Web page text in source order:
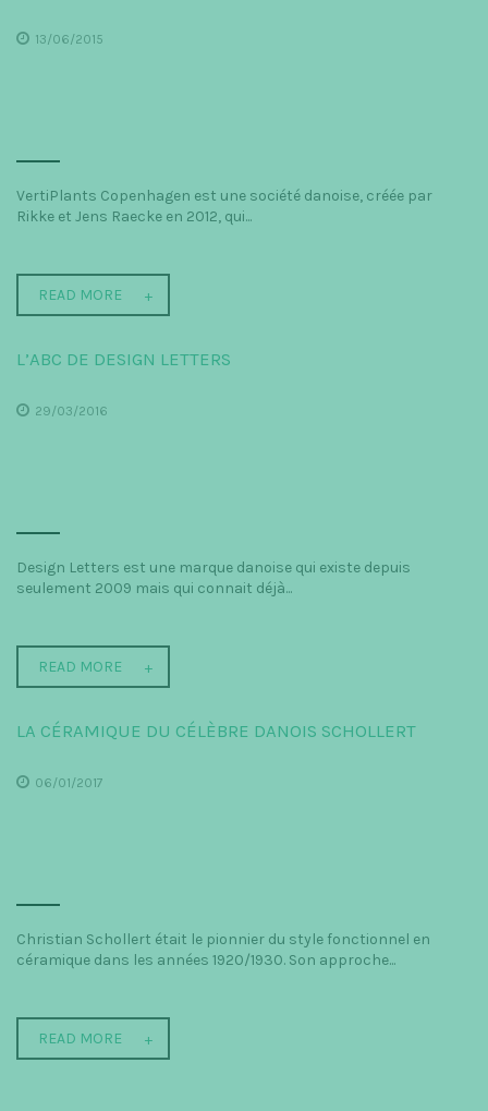
13/06/2015
VertiPlants Copenhagen est une société danoise, créée par
Rikke et Jens Raecke en 2012, qui...
READ MORE
L’ABC DE DESIGN LETTERS
29/03/2016
Design Letters est une marque danoise qui existe depuis
seulement 2009 mais qui connait déjà...
READ MORE
LA CÉRAMIQUE DU CÉLÈBRE DANOIS SCHOLLERT
06/01/2017
Christian Schollert était le pionnier du style fonctionnel en
céramique dans les années 1920/1930. Son approche...
READ MORE